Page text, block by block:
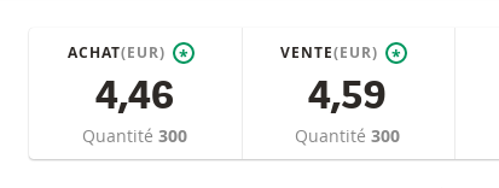
ACHAT(EUR) *
4,46
Quantité300
VENTE(EUR) *
4,59
Quantité300